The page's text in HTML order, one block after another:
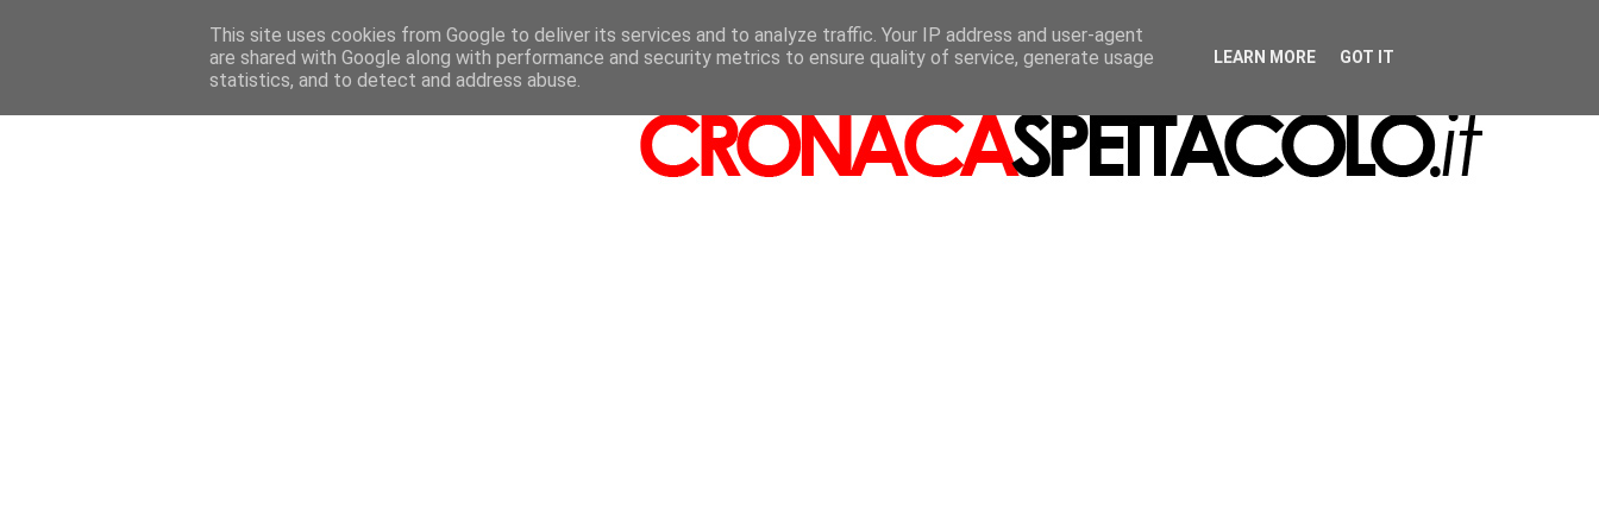
This site uses cookies from Google to deliver its services and to analyze traffic. Your IP address and user-agent
are shared with Google along with performance and security metrics to ensure quality of service, generate usage
statistics, and to detect and address abuse.
LEARN MORE GOT IT